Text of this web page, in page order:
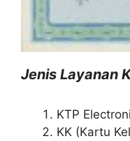
Jenis Layanan
KTP
KK (Kartu